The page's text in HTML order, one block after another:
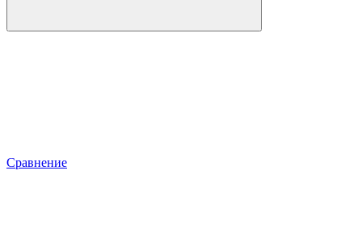
Сравнение